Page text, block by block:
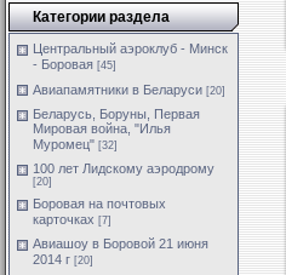
Категории раздела
Центральный аэроклуб - Минск
- Боровая [45]
Авиапамятники в Беларуси [20]
Беларусь, Боруны, Первая
Мировая война, "Илья
Муромец" [32]
100 лет Лидскому аэродрому
[20]
Боровая на почтовых
карточках [7]
Авиашоу в Боровой 21 июня
2014 г [20]